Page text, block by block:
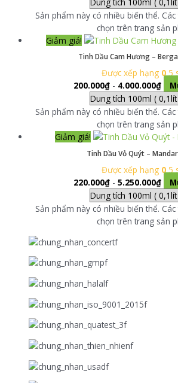
Sản phẩm này có nhiều biến thể.
chọn trên trang sản
Giảm giá!
Tinh Dầu Cam Hương –
Được xếp hạng 05
200.000₫- 4.000.000₫
Sản phẩm này có nhiều biến thể.
chọn trên trang sản
Giảm giá!
Tinh Dầu Vỏ Quýt –
Được xếp hạng 05
220.000₫- 5.250.000₫
Sản phẩm này có nhiều biến thể.
chọn trên trang sản